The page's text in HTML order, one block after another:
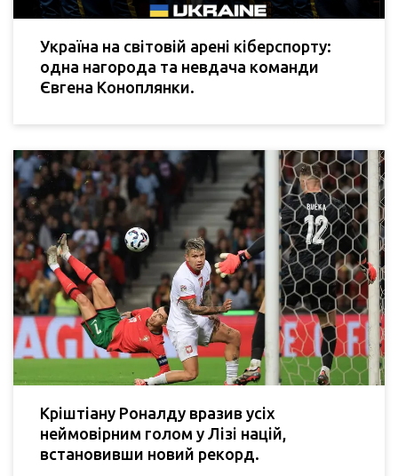
Україна на світовій арені кіберспорту:
одна нагорода та невдача команди
Євгена Коноплянки.
Кріштіану Роналду вразив усіх
неймовірним голом у Лізі націй,
встановивши новий рекорд.